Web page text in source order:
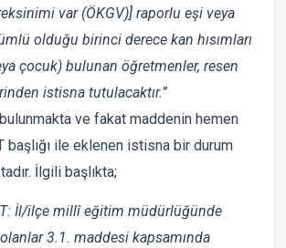
var (ÖKGV)] raporlu eşi veya
olduğu birinci derece kan hısımları
çocuk) bulunan öğretmenler, resen
istisna tutulacaktır.”
ve fakat maddenin hemen
başlığı ile eklenen istisna bir durum
İlgili başlıkta;
İl/ilçe millî eğitim müdürlüğünde
3.1. maddesi kapsamında